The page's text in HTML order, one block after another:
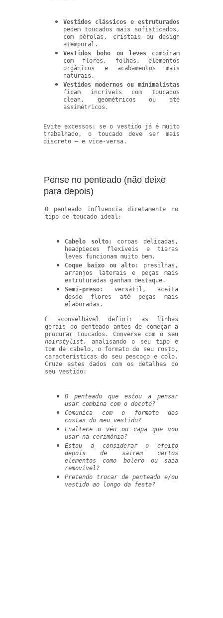
Vestidos clássicos e estruturados
pedem toucados mais sofisticados,
com pérolas, cristais ou design
atemporal.
Vestidos boho ou levescombinam
com flores, folhas, elementos
orgânicos e acabamentos mais
naturais.
Vestidos modernos ou minimalistas
ficam incríveis com toucados
clean, geométricos ou até
assimétricos.
Evite excessos: se o vestido já é muito
trabalhado, o toucado deve ser mais
discreto — e vice-versa.
Pense no penteado (não deixe
para depois)
O penteado influencia diretamente no
tipo de toucado ideal:
Cabelo solto:
coroas delicadas,
headpieces flexíveis e tiaras
leves funcionam muito bem.
Coque baixo ou alto:
presilhas,
arranjos laterais e peças mais
estruturadas ganham destaque.
Semi-preso:
versátil, aceita
desde flores até peças mais
elaboradas.
É aconselhável definir as linhas
gerais do penteado antes de começar a
procurar toucados. Converse com o seu
hairstylist, analisando o seu tipo e
tom de cabelo, o formato do seu rosto,
características do seu pescoço e colo.
Cruze estes dados com os detalhes do
seu vestido:
O penteado que estou a pensar
usar combina com o decote?
Comunica com o formato das
costas do meu vestido?
Enaltece o véu ou capa que vou
usar na cerimónia?
Estou a considerar o efeito
depois de sairem certos
elementos como bolero ou saia
removível?
Pretendo trocar de penteado e/ou
vestido ao longo da festa?